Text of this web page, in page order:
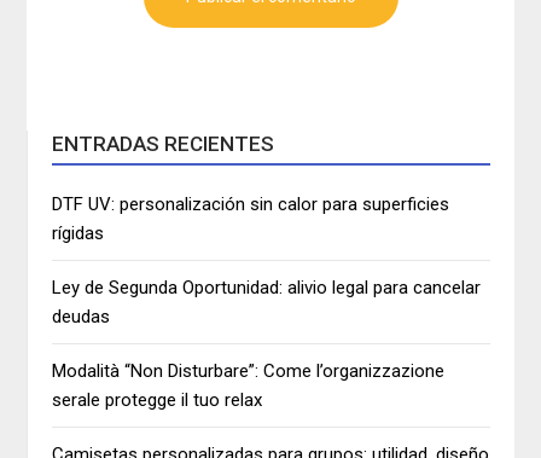
ENTRADAS RECIENTES
DTF UV: personalización sin calor para superficies
rígidas
Ley de Segunda Oportunidad: alivio legal para cancelar
deudas
Modalità “Non Disturbare”: Come l’organizzazione
serale protegge il tuo relax